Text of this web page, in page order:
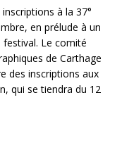
à la 37°
en prélude à un
festival. Le comité
de Carthage
des inscriptions aux
qui se tiendra du 12